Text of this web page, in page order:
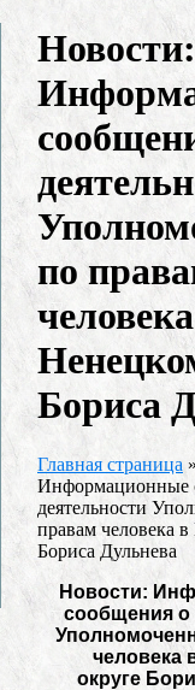
Новости:
по
Бориса
Главная страница
Информационные
деятельности
правам человека
Бориса Дульнева
Новости:
сообщения о
человека
округе